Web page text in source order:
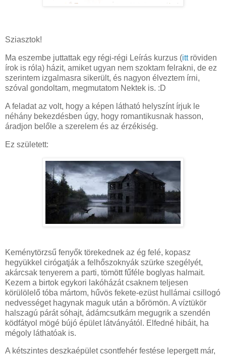
Sziasztok!
Ma eszembe juttattak egy régi-régi Leírás kurzus (ittröviden
írok is róla) házit, amiket ugyan nem szoktam felrakni, de ez
szerintem izgalmasra sikerült, és nagyon élveztem írni,
szóval gondoltam, megmutatom Nektek is. :D
A feladat az volt, hogy a képen látható helyszínt írjuk le
néhány bekezdésben úgy, hogy romantikusnak hasson,
áradjon belőle a szerelem és az érzékiség.
Ez született:
Keménytörzsű fenyők törekednek az ég felé, kopasz
hegyükkel cirógatják a felhőszoknyák szürke szegélyét,
akárcsak tenyerem a parti, tömött fűféle boglyas halmait.
Kezem a birtok egykori lakóházát csaknem teljesen
körülölelő tóba mártom, hűvös fekete-ezüst hullámai csillogó
nedvességet hagynak maguk után a bőrömön. A víztükör
halszagú párát sóhajt, ádámcsutkám megugrik a szendén
ködfátyol mögé bújó épület látványától. Elfedné hibáit, ha
mégoly láthatóak is.
A kétszintes deszkaépület csontfehér festése lepergett már,